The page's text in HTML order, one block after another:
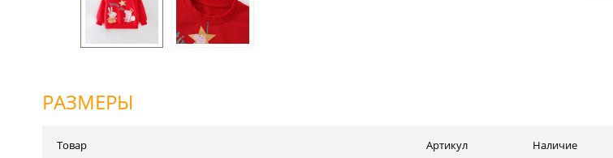
РАЗМЕРЫ
Товар Артикул Наличие